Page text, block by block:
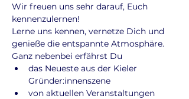
Wir freuen uns sehr darauf, Euch
kennenzulernen!
Lerne uns kennen, vernetze Dich und
genieße die entspannte Atmosphäre.
Ganz nebenbei erfährst Du
das Neueste aus der Kieler
Gründer:innenszene
von aktuellen Veranstaltungen